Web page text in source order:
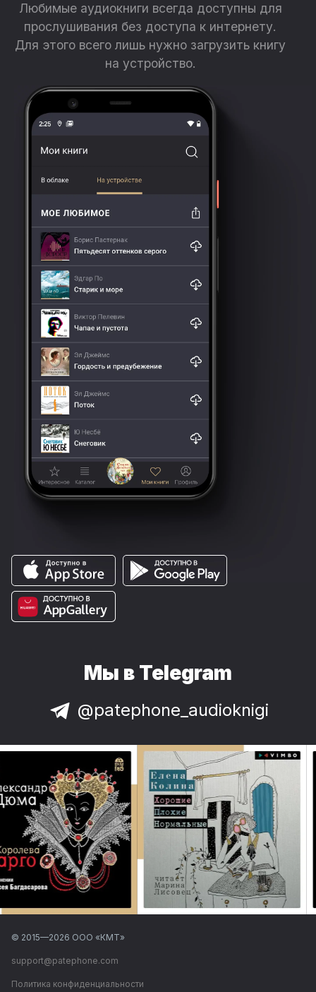
Любимые аудиокниги всегда доступны для
прослушивания без доступа к интернету.
Для этого всего лишь нужно загрузить книгу
на устройство.
Мы в Telegram
@patephone_audioknigi
© 2015—2026 ООО «КМТ»
support@patephone.com
Политика конфиденциальности